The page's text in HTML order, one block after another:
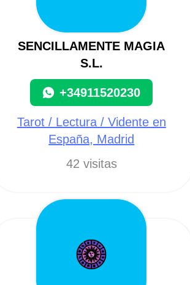
SENCILLAMENTE MAGIA
S.L.
+34911520230
Tarot / Lectura / Vidente en
España, Madrid
42 visitas